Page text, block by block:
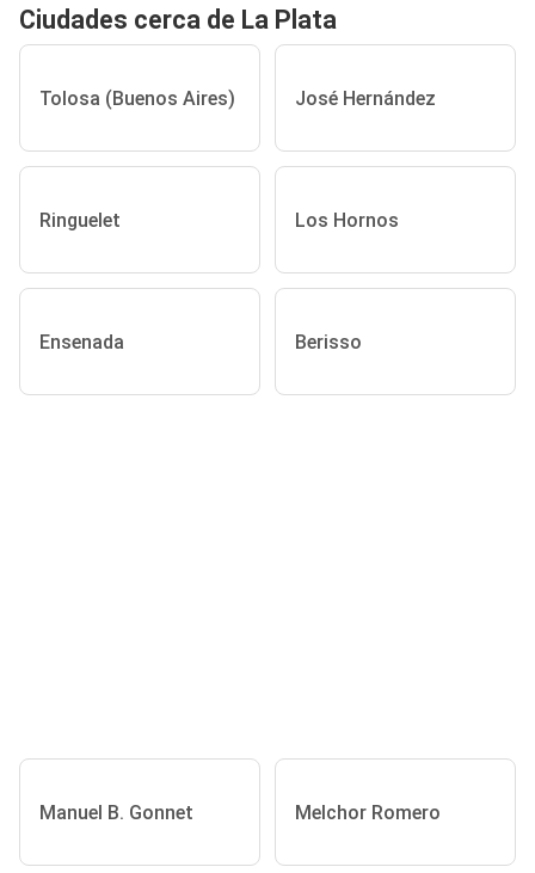
Ciudades cerca de La Plata
Tolosa (Buenos Aires) José Hernández
Ringuelet Los Hornos
Ensenada Berisso
Manuel B. Gonnet Melchor Romero